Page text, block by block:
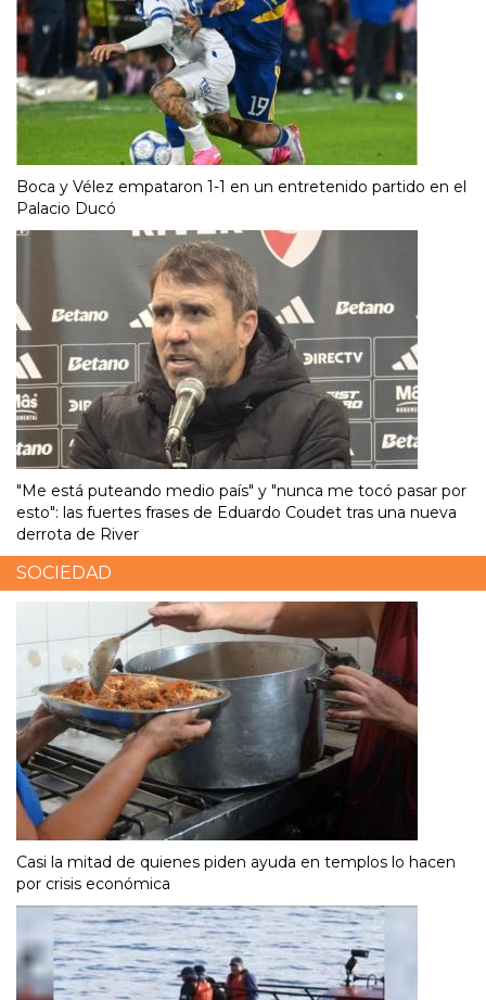
Boca y Vélez empataron 1-1 en un entretenido partido en el
Palacio Ducó
"Me está puteando medio país" y "nunca me tocó pasar por
esto": las fuertes frases de Eduardo Coudet tras una nueva
derrota de River
SOCIEDAD
Casi la mitad de quienes piden ayuda en templos lo hacen
por crisis económica